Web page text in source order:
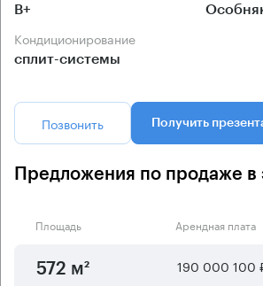
B+
Кондиционирование
сплит-системы
Позвонить Получить
Предложения по продаже в
Площадь Арендная плата
572 м² 190 000 100